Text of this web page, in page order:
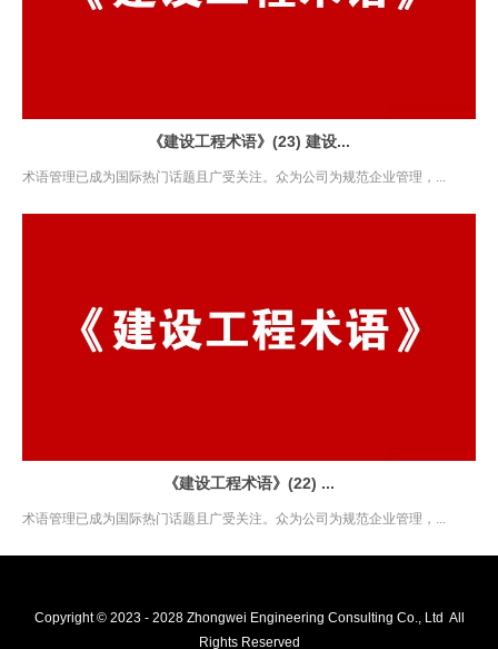
《建设工程术语》(23) 建设...
术语管理已成为国际热门话题且广受关注。众为公司为规范企业管理，...
《建设工程术语》(22) ...
术语管理已成为国际热门话题且广受关注。众为公司为规范企业管理，...
Copyright © 2023 - 2028 Zhongwei Engineering Consulting Co., Ltd All
Rights Reserved